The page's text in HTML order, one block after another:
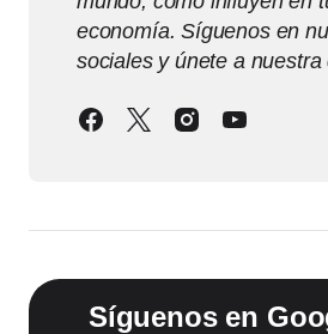
economía. Síguenos en
sociales y únete a nuestra
Síguenos en